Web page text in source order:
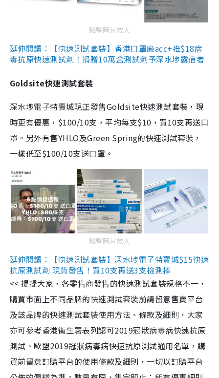
點擊圖片放大
延伸閱讀：【快速測試套裝】香港口罩廠acc+推$18病
毒抗原快速測試劑！捐贈10萬盒測試劑予深水埗露宿者
Goldsite快速測試套裝
深水埗電子特賣城現正發售Goldsite快速測試套裝，現
時更有優惠，$100/10支，平均每支$10，買10支再送口
罩。另外有售YHLO及Green Spring的快速測試套裝，
一樣低至$100/10支送口罩。
點擊圖片放大
延伸閱讀：【快速測試套裝】深水埗電子特賣城$15快速
抗原測試劑 現貨發售！買10支再送3支檢測棒
<< 提提大家，各零售商發售的快速測試套裝規格不一，
購買市面上不同品牌的快速測試套裝前請留意售賣平台
及該品牌的快速測試套裝使用方法、條款及細則，大家
亦可參考香港衞生署表列認可2019冠狀病毒病快速抗原
測試、歐盟2019冠狀病毒病快速抗原測試通用名單，購
買前留意訂購平台的使用條款及細則，一切以訂購平台